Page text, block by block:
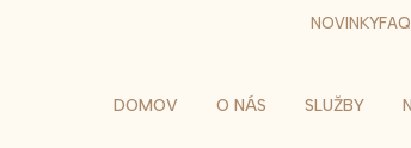
NOVINKYFAQ
DOMOV O NÁS SLUŽBY